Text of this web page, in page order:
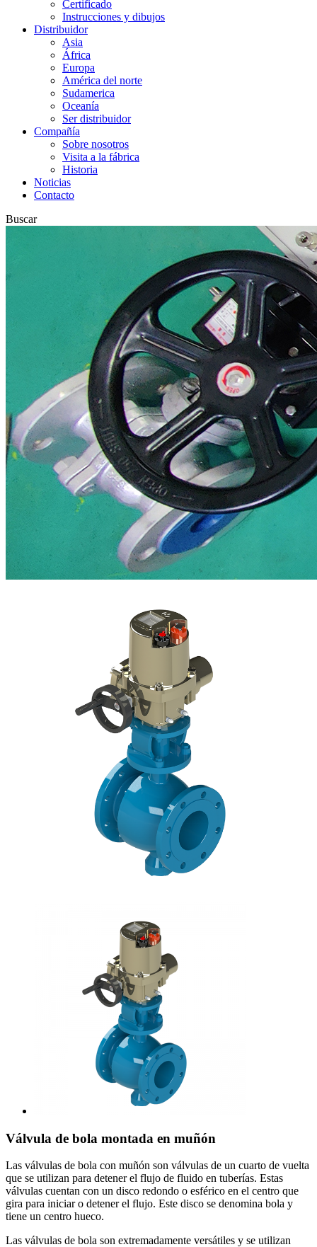
Certificado
Instrucciones y dibujos
Distribuidor
Asia
África
Europa
América del norte
Sudamerica
Oceanía
Ser distribuidor
Compañía
Sobre nosotros
Visita a la fábrica
Historia
Noticias
Contacto
Buscar
Válvula de bola montada en muñón
Las válvulas de bola con muñón son válvulas de un cuarto de vuelta
que se utilizan para detener el flujo de fluido en tuberías. Estas
válvulas cuentan con un disco redondo o esférico en el centro que
gira para iniciar o detener el flujo. Este disco se denomina bola y
tiene un centro hueco.
Las válvulas de bola son extremadamente versátiles y se utilizan